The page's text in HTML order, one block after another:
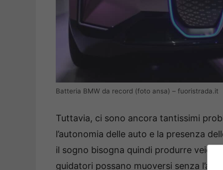
Batteria BMW da record (foto ansa) – fuoristrada.it
Tuttavia, ci sono ancora tantissimi
l’autonomia delle auto e la presenza
il sogno bisogna quindi produrre veicoli
guidatori possano muoversi senza